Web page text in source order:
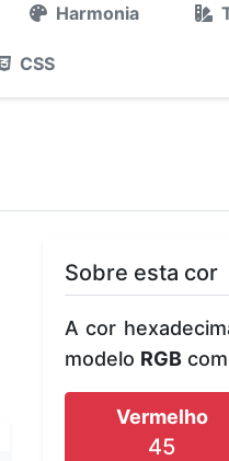
Harmonia
CSS
Sobre esta cor
A cor
modelo RGB
Vermelho
45